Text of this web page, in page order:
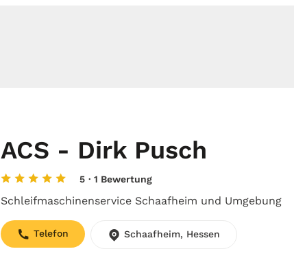
ACS - Dirk Pusch
5 · 1 Bewertung
Schleifmaschinenservice Schaafheim und Umgebung
Telefon Schaafheim, Hessen